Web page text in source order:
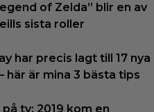
of Zelda” blir en av
sista roller
har precis lagt till 17 nya
här är mina 3 bästa tips
på tv: 2019 kom en